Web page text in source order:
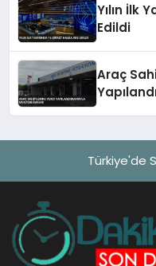
Yılın İlk
Edildi
Araç
Türkiye'de